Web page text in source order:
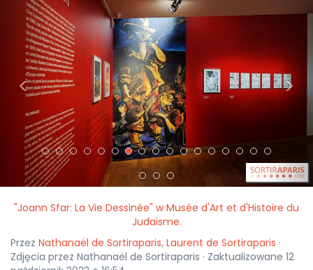
< >
"Joann Sfar: La Vie Dessinée" w Musée d'Art et d'Histoire du
Judaïsme.
Przez Nathanaël de Sortiraparis, Laurent de Sortiraparis ·
Zdjęcia przez Nathanaël de Sortiraparis · Zaktualizowane 12